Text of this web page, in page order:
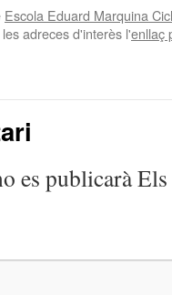
Escola Eduard Marquina
adreces d'interès l'enllaç
es publicaràEls